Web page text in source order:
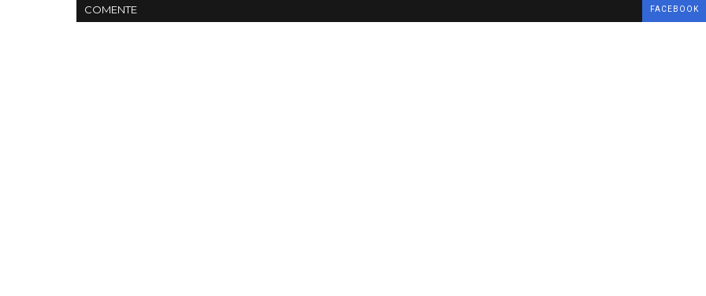
COMENTE FACEBOOK